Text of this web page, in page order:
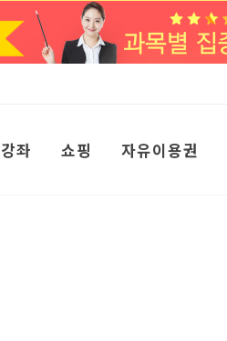
강좌 쇼핑 자유이용권